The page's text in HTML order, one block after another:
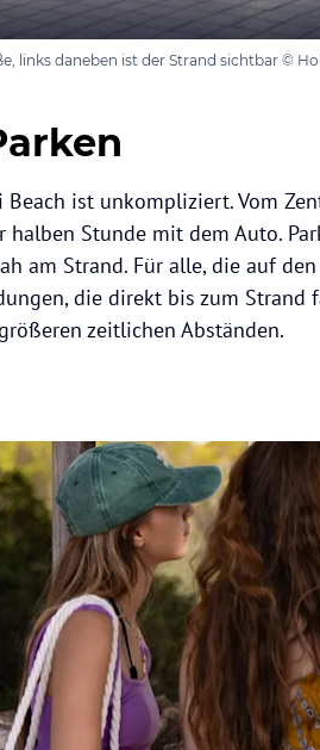
links daneben ist der Strand sichtbar ©
Beach ist unkompliziert. Vom
halben Stunde mit dem Auto.
am Strand. Für alle, die auf
die direkt bis zum Strand
zeitlichen Abständen.